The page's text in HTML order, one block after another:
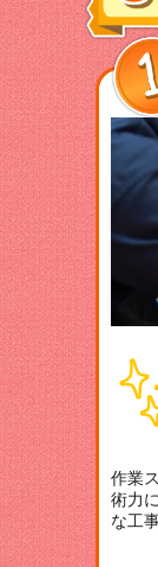
作業
術力
な工